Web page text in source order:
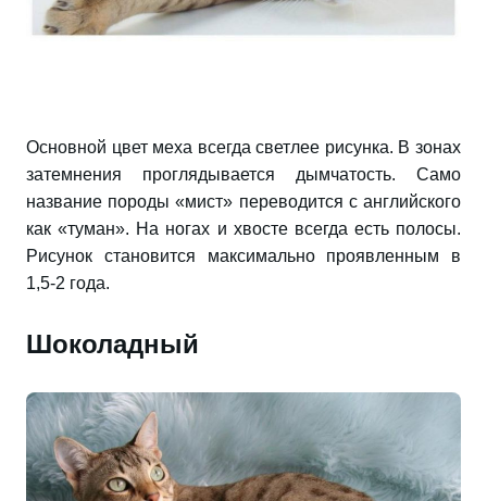
Основной цвет меха всегда светлее рисунка. В зонах
затемнения проглядывается дымчатость. Само
название породы «мист» переводится с английского
как «туман». На ногах и хвосте всегда есть полосы.
Рисунок становится максимально проявленным в
1,5-2 года.
Шоколадный